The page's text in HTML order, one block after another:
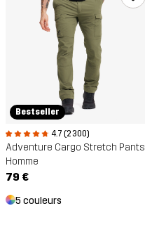
Bestseller
4.7 (2 300)
Adventure Cargo Stretch Pants
Homme
79 €
5 couleurs